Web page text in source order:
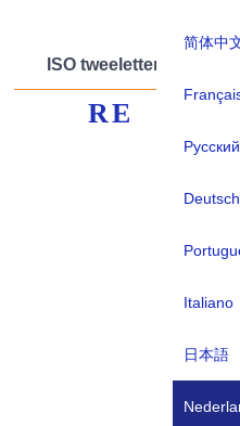
简体中
Русский
Deutsch
Italiano
日本語
ISO tweeletterig
RE
Formele
Tijdzone:
Zomertijd: